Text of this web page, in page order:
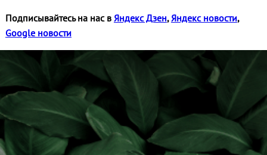
Подписывайтесь на нас в Яндекс Дзен, Яндекс новости,
Google новости